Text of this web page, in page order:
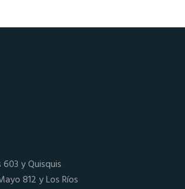
603 y Quisquis
812 y Los Ríos